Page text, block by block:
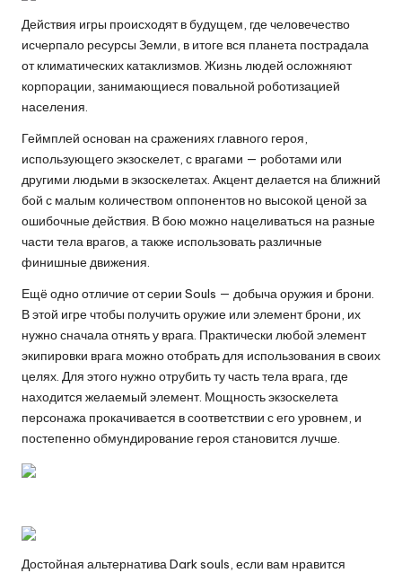
Действия игры происходят в будущем, где человечество
исчерпало ресурсы Земли, в итоге вся планета пострадала
от климатических катаклизмов. Жизнь людей осложняют
корпорации, занимающиеся повальной роботизацией
населения.
Геймплей основан на сражениях главного героя,
использующего экзоскелет, с врагами — роботами или
другими людьми в экзоскелетах. Акцент делается на ближний
бой с малым количеством оппонентов но высокой ценой за
ошибочные действия. В бою можно нацеливаться на разные
части тела врагов, а также использовать различные
финишные движения.
Ещё одно отличие от серии Souls — добыча оружия и брони.
В этой игре чтобы получить оружие или элемент брони, их
нужно сначала отнять у врага. Практически любой элемент
экипировки врага можно отобрать для использования в своих
целях. Для этого нужно отрубить ту часть тела врага, где
находится желаемый элемент. Мощность экзоскелета
персонажа прокачивается в соответствии с его уровнем, и
постепенно обмундирование героя становится лучше.
Достойная альтернатива Dark souls, если вам нравится